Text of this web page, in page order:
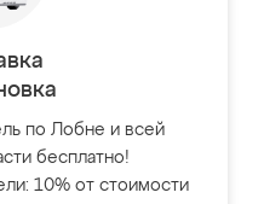
по Лобне и всей
бесплатно!
10% от стоимости